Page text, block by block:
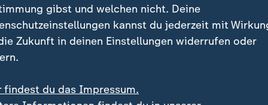
gibst und welchen nicht. Deine
kannst du jederzeit mit
Zukunft in deinen Einstellungen widerrufen oder
findest du das Impressum.